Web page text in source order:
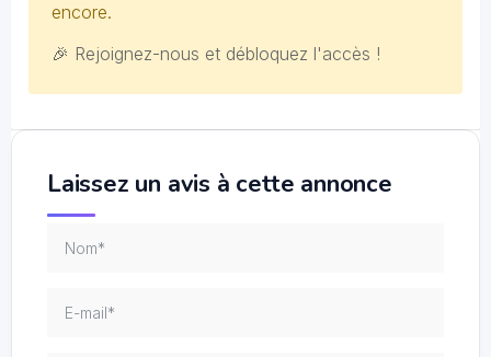
encore.
🎉 Rejoignez-nous et débloquez l'accès !
Laissez un avis à cette annonce